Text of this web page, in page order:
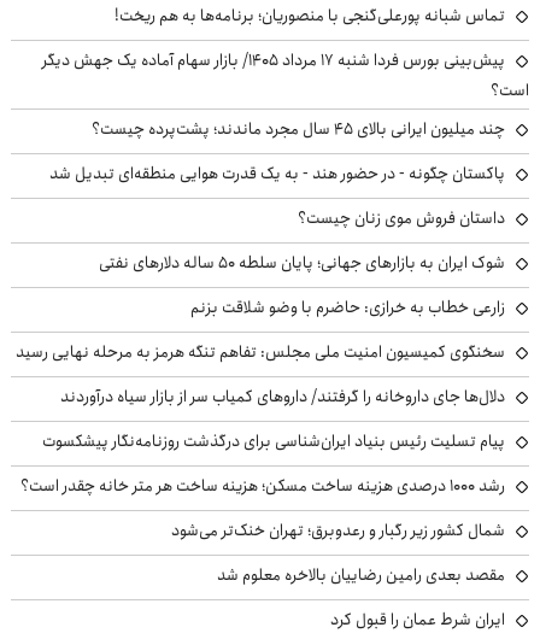
تماس شبانه پورعلی‌گنجی با منصوریان؛ برنامه‌ها به هم ریخت!
پیش‌بینی بورس فردا شنبه ۱۷ مرداد ۱۴۰۵/ بازار سهام آماده یک جهش دیگر
است؟
چند میلیون ایرانی بالای ۴۵ سال مجرد ماندند؛ پشت‌پرده چیست؟
پاکستان چگونه - در حضور هند - به یک قدرت هوایی منطقه‌ای تبدیل شد
داستان فروش موی زنان چیست؟
شوک ایران به بازارهای جهانی؛ پایان سلطه ۵۰ ساله دلارهای نفتی
زارعی خطاب به خرازی: حاضرم با وضو شلاقت بزنم
سخنگوی کمیسیون امنیت ملی مجلس: تفاهم تنگه هرمز به مرحله نهایی رسید
دلال‌ها جای داروخانه را گرفتند/ داروهای کمیاب سر از بازار سیاه درآوردند
پیام تسلیت رئیس بنیاد ایران‌شناسی برای درگذشت روزنامه‌نگار پیشکسوت
رشد ۱۰۰۰ درصدی هزینه ساخت مسکن؛ هزینه ساخت هر متر خانه چقدر است؟
شمال کشور زیر رگبار و رعدوبرق؛ تهران خنک‌تر می‌شود
مقصد بعدی رامین رضاییان بالاخره معلوم شد
ایران شرط عمان را قبول کرد